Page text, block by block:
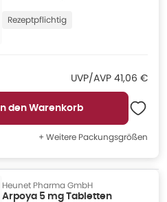
Rezeptpflichtig
UVP/AVP UVP/AVP
41,06 €
In den Warenkorb
+ Weitere Packungsgrößen
Heunet Pharma GmbH
Arpoya 5 mg Tabletten